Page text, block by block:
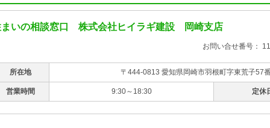
まいの相談窓口 株式会社ヒイラギ建設 岡崎支店
お問い合せ番号：
所在地 〒444-0813 愛知県岡崎市羽根町字東荒子57
営業時間 9:30～18:30 定休